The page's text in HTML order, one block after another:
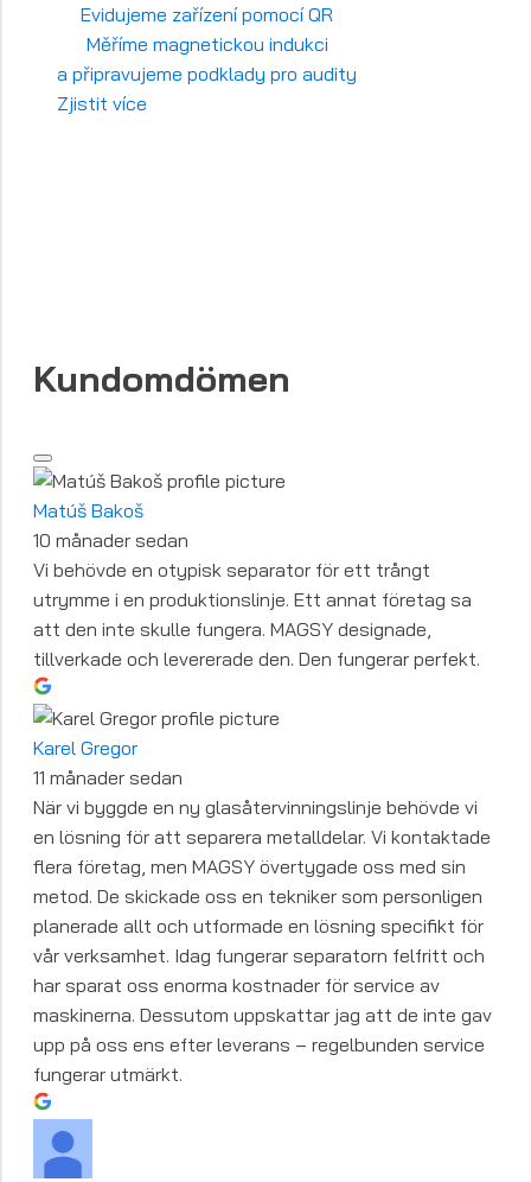
Evidujeme zařízení pomocí QR
Měříme magnetickou indukci
a připravujeme podklady pro audity
Zjistit více
Kundomdömen
Matúš Bakoš
10 månader sedan
Vi behövde en otypisk separator för ett trångt
utrymme i en produktionslinje. Ett annat företag sa
att den inte skulle fungera. MAGSY designade,
tillverkade och levererade den. Den fungerar perfekt.
Karel Gregor
11 månader sedan
När vi byggde en ny glasåtervinningslinje behövde vi
en lösning för att separera metalldelar. Vi kontaktade
flera företag, men MAGSY övertygade oss med sin
metod. De skickade oss en tekniker som personligen
planerade allt och utformade en lösning specifikt för
vår verksamhet. Idag fungerar separatorn felfritt och
har sparat oss enorma kostnader för service av
maskinerna. Dessutom uppskattar jag att de inte gav
upp på oss ens efter leverans – regelbunden service
fungerar utmärkt.